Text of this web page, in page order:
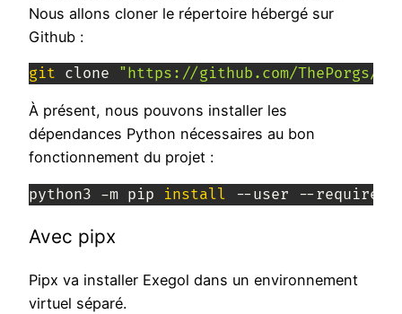
Nous allons cloner le répertoire hébergé sur
Github :
git clone "https://github.com/ThePorgs/
À présent, nous pouvons installer les
dépendances Python nécessaires au bon
fonctionnement du projet :
python3 -m pip install --user --
Avec pipx
Pipx va installer Exegol dans un environnement
virtuel séparé.